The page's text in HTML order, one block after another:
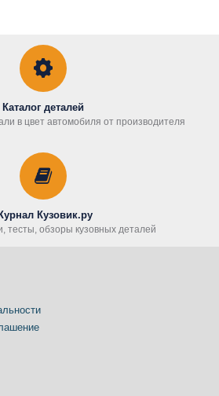
Каталог деталей
в цвет автомобиля от производителя
Кузовик.ру
тесты, обзоры кузовных деталей